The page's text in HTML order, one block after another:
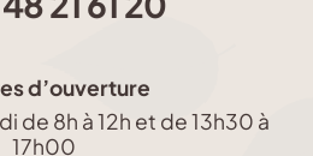
d’ouverture
de 8h à 12h et de 13h30 à
17h00